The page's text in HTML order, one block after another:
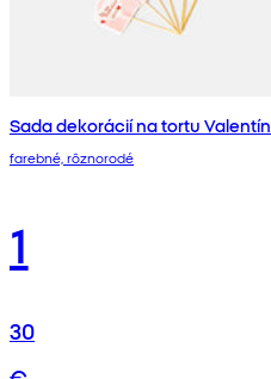
Sada dekorácií na tortu Valentín
farebné, rôznorodé
1
30